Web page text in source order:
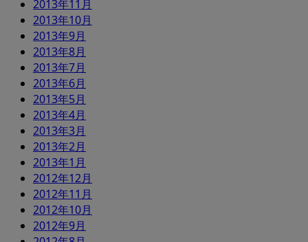
2013年11月
2013年10月
2013年9月
2013年8月
2013年7月
2013年6月
2013年5月
2013年4月
2013年3月
2013年2月
2013年1月
2012年12月
2012年11月
2012年10月
2012年9月